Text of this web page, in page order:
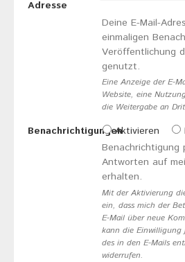
Adresse
Deine E-Mail-
einmaligen
Veröffentlichung
genutzt.
Eine Anzeige der E-
Website, eine
die Weitergabe an
BenachrichtigungenAktivieren
Benachrichtigung
Antworten auf
erhalten.
Mit der Aktivierung
ein, dass mich der
E-Mail über neue
kann die
des in den E-Mails
widerrufen.